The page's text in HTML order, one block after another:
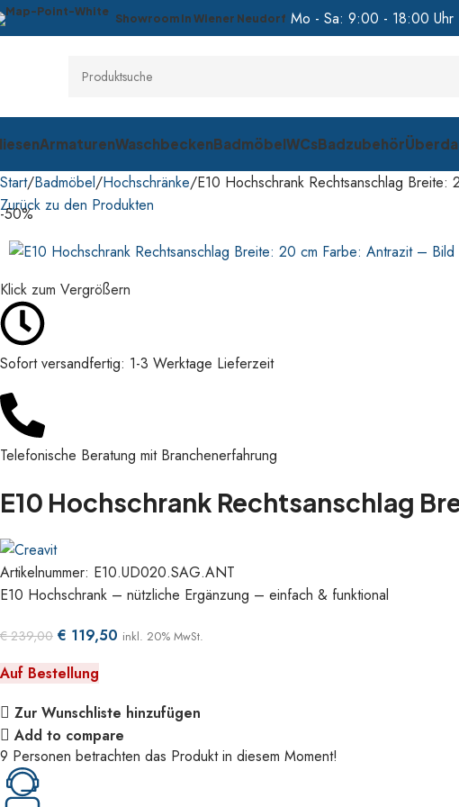
Showroom In Wiener Neudorf Mo - Sa: 9:00 - 18:00 Uhr
ArmaturenWaschbeckenBadmöbelWCsBadzubehör
Start Badmöbel Hochschränke E10 Hochschrank Rechtsanschlag Breite:
Zurück zu den Produkten
-50%
Klick zum Vergrößern
Sofort versandfertig: 1-3 Werktage Lieferzeit
Telefonische Beratung mit Branchenerfahrung
E10 Hochschrank Rechtsanschlag
Artikelnummer: E10.UD020.SAG.ANT
E10 Hochschrank – nützliche Ergänzung – einfach & funktional
€239,00 € 119,50 inkl. 20% MwSt.
Auf Bestellung
Zur Wunschliste hinzufügen
Add to compare
9 Personen betrachten das Produkt in diesem Moment!